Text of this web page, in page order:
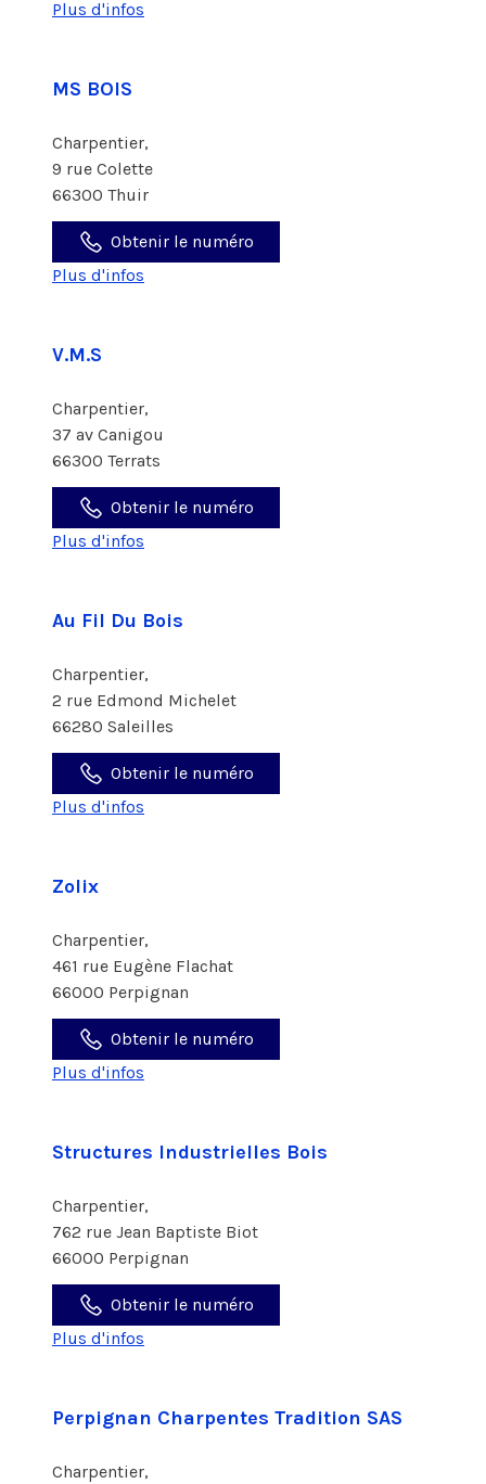
Plus d'infos
MS BOIS
Charpentier,
9 rue Colette
66300 Thuir
Obtenir le numéro
Plus d'infos
V.M.S
Charpentier,
37 av Canigou
66300 Terrats
Obtenir le numéro
Plus d'infos
Au Fil Du Bois
Charpentier,
2 rue Edmond Michelet
66280 Saleilles
Obtenir le numéro
Plus d'infos
Zolix
Charpentier,
461 rue Eugène Flachat
66000 Perpignan
Obtenir le numéro
Plus d'infos
Structures Industrielles Bois
Charpentier,
762 rue Jean Baptiste Biot
66000 Perpignan
Obtenir le numéro
Plus d'infos
Perpignan Charpentes Tradition SAS
Charpentier,